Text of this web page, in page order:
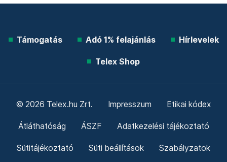
Támogatás Adó 1% felajánlás Hírlevelek
Telex Shop
© 2026 Telex.hu Zrt. Impresszum Etikai kódex
Átláthatóság ÁSZF Adatkezelési tájékoztató
Sütitájékoztató Süti beállítások Szabályzatok